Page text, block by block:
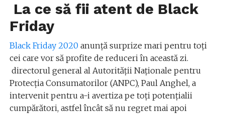
La ce să fii atent de Black
Friday
Black Friday 2020 anunță surprize mari pentru toți
cei care vor să profite de reduceri în această zi.
directorul general al Autorităţii Naţionale pentru
Protecţia Consumatorilor (ANPC), Paul Anghel, a
intervenit pentru a-i avertiza pe toți potențialii
cumpărători, astfel încât să nu regret mai apoi